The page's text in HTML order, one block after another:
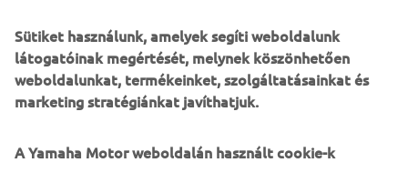
1968 DT-1
©Yamaha Motor Europe N.V. / Yamaha Motor Co., Ltd.
Sütiket használunk, amelyek segíti weboldalunk
látogatóinak megértését, melynek köszönhetően
weboldalunkat, termékeinket, szolgáltatásainkat és
marketing stratégiánkat javíthatjuk.
A Yamaha Motor weboldalán használt cookie-k